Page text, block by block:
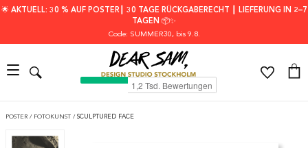
🌟 AKTUELL: 30 % AUF POSTER┃ 30 TAGE RÜCKGABERECHT ┃ LIEFERUNG IN 2–7
TAGEN 📦✨
Code: SUMMER30, bis 9.8.
POSTER / FOTOKUNST / SCULPTURED FACE